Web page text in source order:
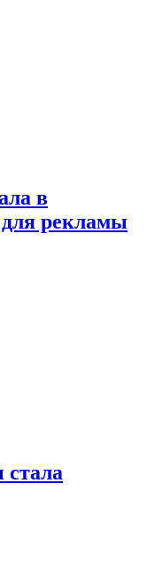
в
рекламы
стала